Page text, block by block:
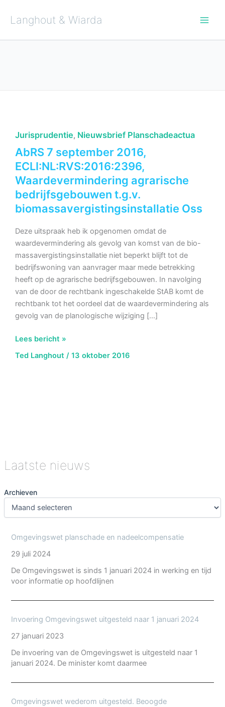
inhoudLanghout & Wiarda
Jurisprudentie, Nieuwsbrief Planschadeactua
AbRS 7 september 2016,
ECLI:NL:RVS:2016:2396,
Waardevermindering agrarische
bedrijfsgebouwen t.g.v.
biomassavergistingsinstallatie Oss
Deze uitspraak heb ik opgenomen omdat de
waardevermindering als gevolg van komst van de bio-
massavergistingsinstallatie niet beperkt blijft tot de
bedrijfswoning van aanvrager maar mede betrekking
heeft op de agrarische bedrijfsgebouwen. In navolging
van de door de rechtbank ingeschakelde StAB komt de
rechtbank tot het oordeel dat de waardevermindering als
gevolg van de planologische wijziging […]
AbRS
7
september
Oss
Lees bericht »
Ted Langhout / 13 oktober 2016
Laatste nieuws
Archieven
Omgevingswet planschade en nadeelcompensatie
29 juli 2024
De Omgevingswet is sinds 1 januari 2024 in werking en tijd
voor informatie op hoofdlijnen
Invoering Omgevingswet uitgesteld naar 1 januari 2024
27 januari 2023
De invoering van de Omgevingswet is uitgesteld naar 1
januari 2024. De minister komt daarmee
Omgevingswet wederom uitgesteld. Beoogde